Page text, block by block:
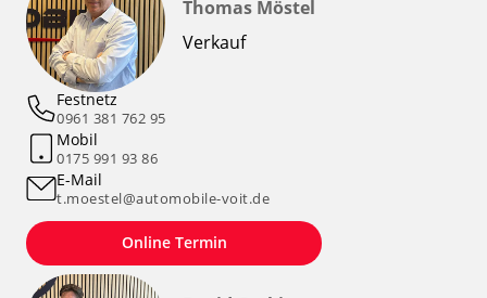
Thomas Möstel
Verkauf
Festnetz
0961 381 762 95
Mobil
0175 991 93 86
E-Mail
t.moestel@automobile-voit.de
Online Termin